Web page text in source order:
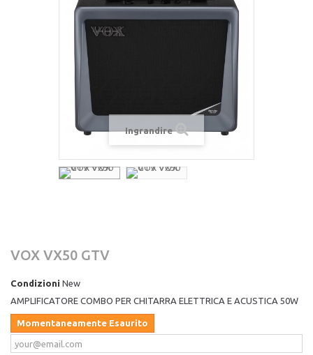
Ingrandire
VOX VX50 GTV
Condizioni New
AMPLIFICATORE COMBO PER CHITARRA ELETTRICA E ACUSTICA 50W
Momentaneamente Esaurito